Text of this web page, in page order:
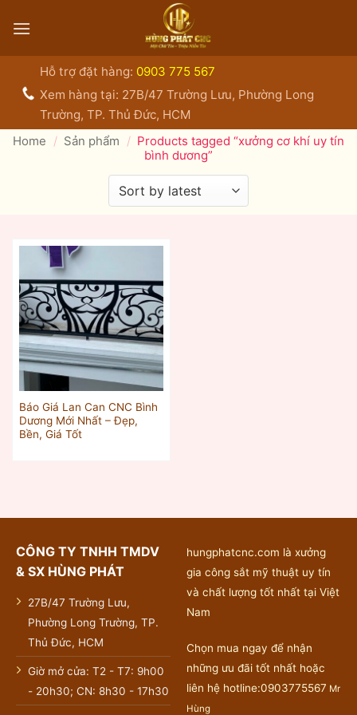
qua
Hỗ trợ đặt hàng: 0903 775 567
Xem hàng tại: 27B/47 Trường Lưu, Phường Long
Trường, TP. Thủ Đức, HCM
Home / Sản phẩm / Products tagged “xưởng cơ khí uy tín
bình dương”
Báo Giá Lan Can CNC Bình
Dương Mới Nhất – Đẹp,
Bền, Giá Tốt
CÔNG TY TNHH TMDV
& SX HÙNG PHÁT
27B/47 Trường Lưu,
Phường Long Trường, TP.
Thủ Đức, HCM
Giờ mở cửa: T2 - T7: 9h00
- 20h30; CN: 8h30 - 17h30
hungphatcnc.com là xưởng
gia công sắt mỹ thuật uy tín
và chất lượng tốt nhất tại Việt
Nam
Chọn mua ngay để nhận
những ưu đãi tốt nhất hoặc
liên hệ hotline:0903775567 Mr
Hùng